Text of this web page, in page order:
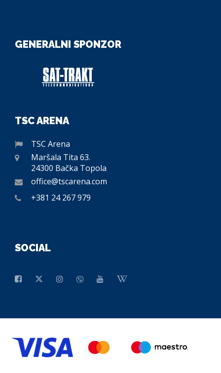
GENERALNI SPONZOR
TSC ARENA
TSC Arena
Maršala Tita 63.
24300 Bačka Topola
office@tscarena.com
+381 24 267 979
SOCIAL